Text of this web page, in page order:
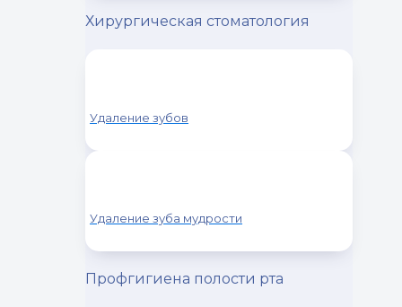
Хирургическая стоматология
Удаление зубов
Удаление зуба мудрости
Профгигиена полости рта